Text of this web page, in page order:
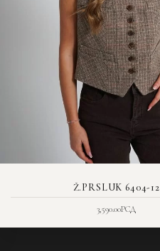
Ž.PRSLUK 6404-12
3,590.00РСД